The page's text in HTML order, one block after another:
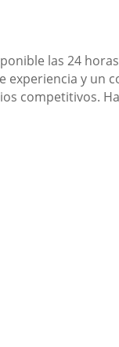
las 24
experiencia y un
competitivos.